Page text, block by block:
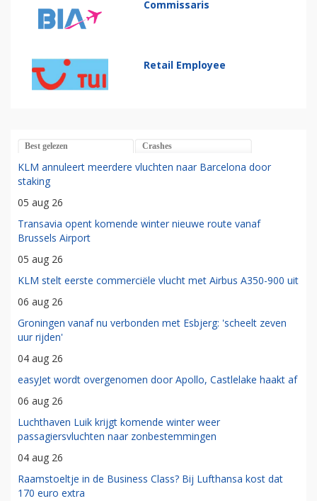
Commissaris
Retail Employee
Best gelezen Crashes
KLM annuleert meerdere vluchten naar Barcelona door
staking
05 aug 26
Transavia opent komende winter nieuwe route vanaf
Brussels Airport
05 aug 26
KLM stelt eerste commerciële vlucht met Airbus A350-900 uit
06 aug 26
Groningen vanaf nu verbonden met Esbjerg: 'scheelt zeven
uur rijden'
04 aug 26
easyJet wordt overgenomen door Apollo, Castlelake haakt af
06 aug 26
Luchthaven Luik krijgt komende winter weer
passagiersvluchten naar zonbestemmingen
04 aug 26
Raamstoeltje in de Business Class? Bij Lufthansa kost dat
170 euro extra